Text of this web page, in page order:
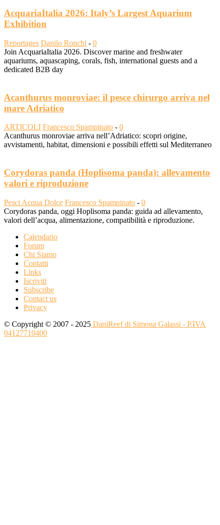
AcquariaItalia 2026: Italy’s Largest Aquarium
Exhibition
Reportages Danilo Ronchi - 0
Join AcquariaItalia 2026. Discover marine and freshwater
aquariums, aquascaping, corals, fish, international guests and a
dedicated B2B day
Acanthurus monroviae: il pesce chirurgo arriva nel
mare Adriatico
ARTICOLI Francesco Spampinato - 0
Acanthurus monroviae arriva nell’Adriatico: scopri origine,
avvistamenti, habitat, dimensioni e possibili effetti sul Mediterraneo
Corydoras panda (Hoplisoma panda): allevamento
valori e riproduzione
Pesci Acqua Dolce Francesco Spampinato - 0
Corydoras panda, oggi Hoplisoma panda: guida ad allevamento,
valori dell’acqua, alimentazione, compatibilità e riproduzione.
Calendario
Forum
Chi Siamo
Contatti
Links
Iscriviti
Subscribe
Contact us
Privacy
© Copyright © 2007 - 2025 DaniReef di Simona Galassi - P.IVA
04127710400